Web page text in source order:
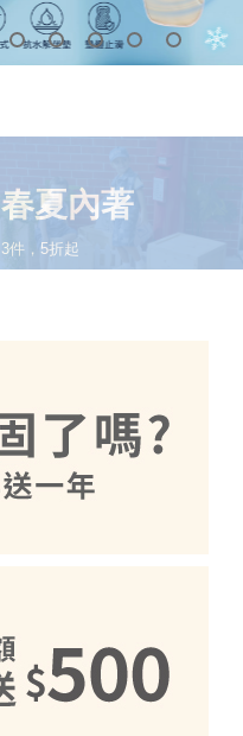
春夏內著
3件，5折起